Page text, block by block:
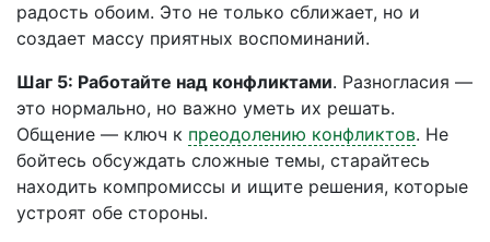
радость обоим. Это не только сближает, но и
создает массу приятных воспоминаний.
Шаг 5: Работайте над конфликтами. Разногласия —
это нормально, но важно уметь их решать.
Общение — ключ к преодолению конфликтов. Не
бойтесь обсуждать сложные темы, старайтесь
находить компромиссы и ищите решения, которые
устроят обе стороны.